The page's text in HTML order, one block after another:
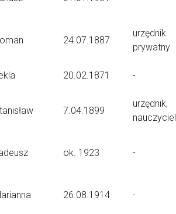
24.07.1887
urzędnik
prywatny
20.02.1871 -
7.04.1899
urzędnik,
nauczyciel
ok. 1923 -
26.08.1914 -